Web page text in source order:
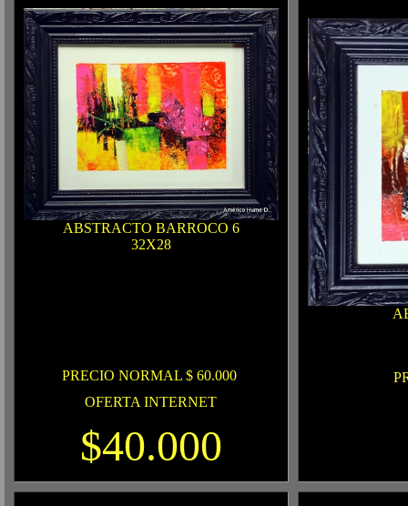
ABSTRACTO BARROCO 6
32X28
PRECIO NORMAL $ 60.000
OFERTA INTERNET
$40.000